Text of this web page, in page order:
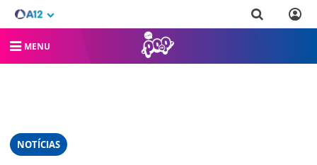
MENU
NOTÍCIAS